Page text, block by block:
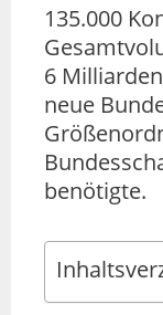
135.000
6
neue
benötigte.